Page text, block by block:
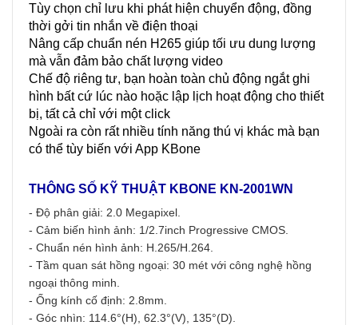
Tùy chọn chỉ lưu khi phát hiện chuyển động, đồng
thời gởi tin nhắn về điện thoại
Nâng cấp chuẩn nén H265 giúp tối ưu dung lượng
mà vẫn đảm bảo chất lượng video
Chế độ riêng tư, bạn hoàn toàn chủ động ngắt ghi
hình bất cứ lúc nào hoặc lập lịch hoạt động cho thiết
bị, tất cả chỉ với một click
Ngoài ra còn rất nhiều tính năng thú vị khác mà bạn
có thể tùy biến với App KBone
THÔNG SỐ KỸ THUẬT KBONE KN-2001WN
- Độ phân giải: 2.0 Megapixel.
- Cảm biến hình ảnh: 1/2.7inch Progressive CMOS.
- Chuẩn nén hình ảnh: H.265/H.264.
- Tầm quan sát hồng ngoại: 30 mét với công nghệ hồng
ngoại thông minh.
- Ống kính cố định: 2.8mm.
- Góc nhìn: 114.6°(H), 62.3°(V), 135°(D).